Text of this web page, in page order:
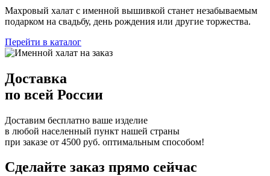
Махровый халат с именной вышивкой станет незабываемым
подарком на свадьбу, день рождения или другие торжества.
Перейти в каталог
Доставка
по всей России
Доставим бесплатно ваше изделие
в любой населенный пункт нашей страны
при заказе от 4500 руб. оптимальным способом!
Сделайте заказ прямо сейчас